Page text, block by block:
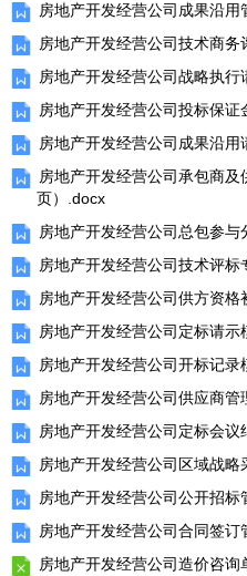
房地产开发经营公司成果沿
房地产开发经营公司技术商
房地产开发经营公司战略执
房地产开发经营公司投标保
房地产开发经营公司成果沿
房地产开发经营公司承包商
页）.docx
房地产开发经营公司总包参
房地产开发经营公司技术评
房地产开发经营公司供方资
房地产开发经营公司定标请
房地产开发经营公司开标记
房地产开发经营公司供应商
房地产开发经营公司定标会
房地产开发经营公司区域战
房地产开发经营公司公开招
房地产开发经营公司合同签
房地产开发经营公司造价咨询